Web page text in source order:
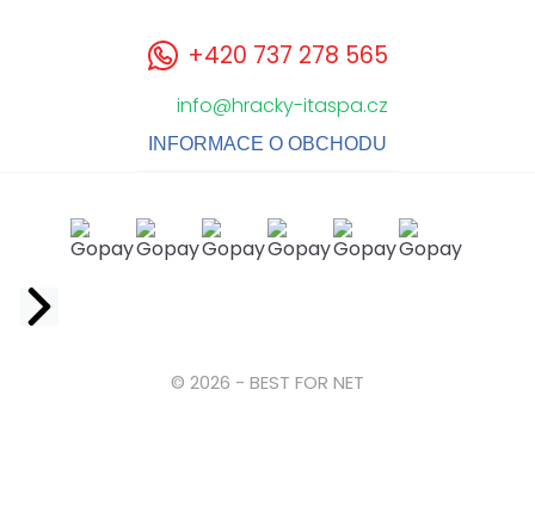
+420 737 278 565
info@hracky-itaspa.cz
INFORMACE O OBCHODU
© 2026 - BEST FOR NET